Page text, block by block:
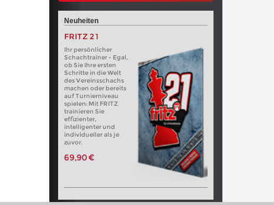
Neuheiten
FRITZ 21
Ihr persönlicher
Schachtrainer - Egal,
ob Sie Ihre ersten
Schritte in die Welt
des Vereinsschachs
machen oder bereits
auf Turnierniveau
spielen: Mit FRITZ
trainieren Sie
effizienter,
intelligenter und
individueller als je
zuvor.
69,90 €